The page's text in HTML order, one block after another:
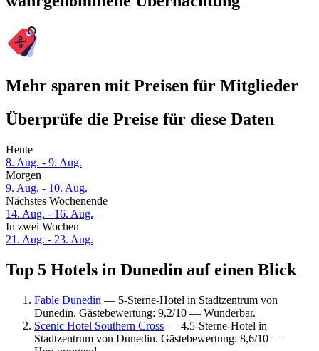
Mehr sparen mit Preisen für Mitglieder
Überprüfe die Preise für diese Daten
Heute
8. Aug. - 9. Aug.
Morgen
9. Aug. - 10. Aug.
Nächstes Wochenende
14. Aug. - 16. Aug.
In zwei Wochen
21. Aug. - 23. Aug.
Top 5 Hotels in Dunedin auf einen Blick
Fable Dunedin — 5-Sterne-Hotel in Stadtzentrum von
Dunedin. Gästebewertung: 9,2/10 — Wunderbar.
Scenic Hotel Southern Cross — 4.5-Sterne-Hotel in
Stadtzentrum von Dunedin. Gästebewertung: 8,6/10 —